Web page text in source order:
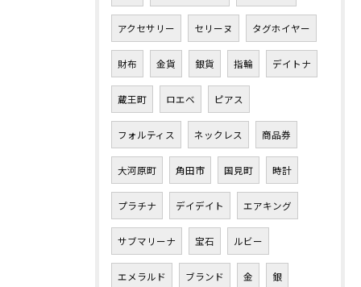
アクセサリー セリーヌ タグホイヤー
財布 金貨 銀貨 指輪 デイトナ
蔵王町 ロエベ ピアス
フォルティス ネックレス 商品券
大河原町 角田市 国見町 時計
プラチナ デイデイト エアキング
サブマリーナ 宝石 ルビー
エメラルド ブランド 金 銀